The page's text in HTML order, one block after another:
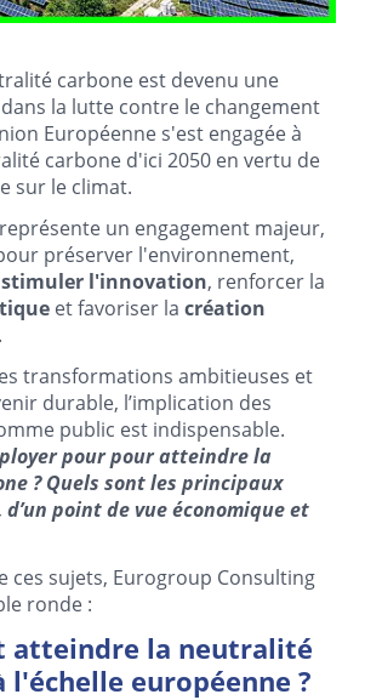
carbone est devenu une
la lutte contre le changement
Européenne s'est engagée à
carbone d'ici 2050 en vertu de
sur le climat.
un engagement majeur,
préserver l'environnement,
stimuler l'innovation, renforcer la
et favoriser la création
.
transformations ambitieuses et
durable, l’implication des
public est indispensable.
pour pour atteindre la
? Quels sont les principaux
point de vue économique et
ces sujets, Eurogroup Consulting
ronde :
atteindre la neutralité
l'échelle européenne ?